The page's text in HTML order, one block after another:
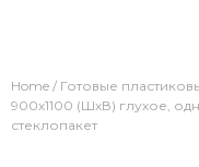
Home / Готовые
900х1100 (ШхВ) глухое,
стеклопакет